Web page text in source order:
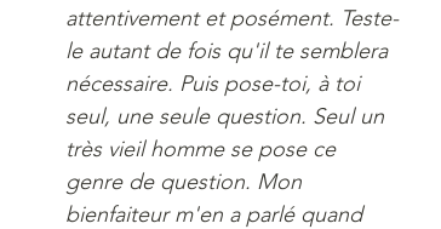
attentivement et posément. Teste-
le autant de fois qu'il te semblera
nécessaire. Puis pose-toi, à toi
seul, une seule question. Seul un
très vieil homme se pose ce
genre de question. Mon
bienfaiteur m'en a parlé quand